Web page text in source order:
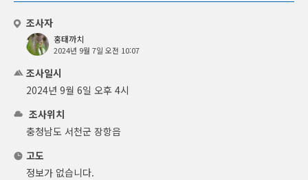
조사자
홍태까치
2024년 9월 7일 오전 10:07
조사일시
2024년 9월 6일 오후 4시
조사위치
충청남도 서천군 장항읍
고도
정보가 없습니다.